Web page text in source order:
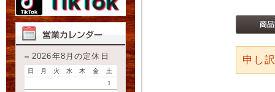
2026年8月の定休日
日 月 火 水 木 金
土
1
申し